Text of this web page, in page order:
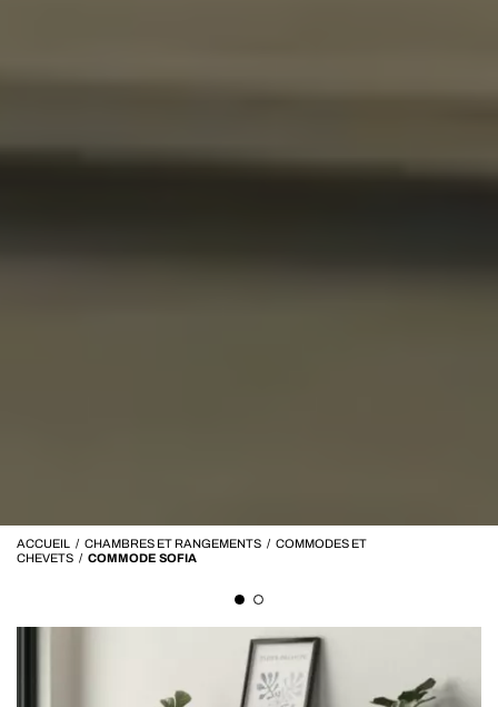
ACCUEIL / CHAMBRES ET RANGEMENTS / COMMODES ET
CHEVETS / COMMODE SOFIA